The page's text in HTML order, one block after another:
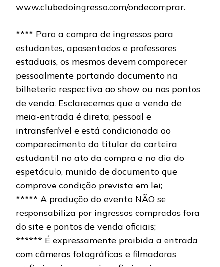
www.clubedoingresso.com/ondecomprar.
**** Para a compra de ingressos para
estudantes, aposentados e professores
estaduais, os mesmos devem comparecer
pessoalmente portando documento na
bilheteria respectiva ao show ou nos pontos
de venda. Esclarecemos que a venda de
meia-entrada é direta, pessoal e
intransferível e está condicionada ao
comparecimento do titular da carteira
estudantil no ato da compra e no dia do
espetáculo, munido de documento que
comprove condição prevista em lei;
***** A produção do evento NÃO se
responsabiliza por ingressos comprados fora
do site e pontos de venda oficiais;
****** É expressamente proibida a entrada
com câmeras fotográficas e filmadoras